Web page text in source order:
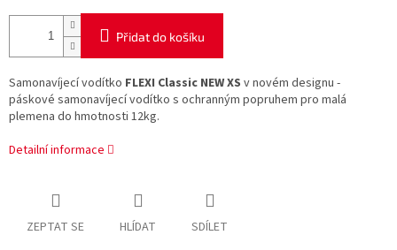
Přidat do košíku
Samonavíjecí vodítko FLEXI Classic NEW XS v novém designu -
páskové samonavíjecí vodítko s ochranným popruhem pro malá
plemena do hmotnosti 12kg.
Detailní informace
ZEPTAT SE HLÍDAT SDÍLET